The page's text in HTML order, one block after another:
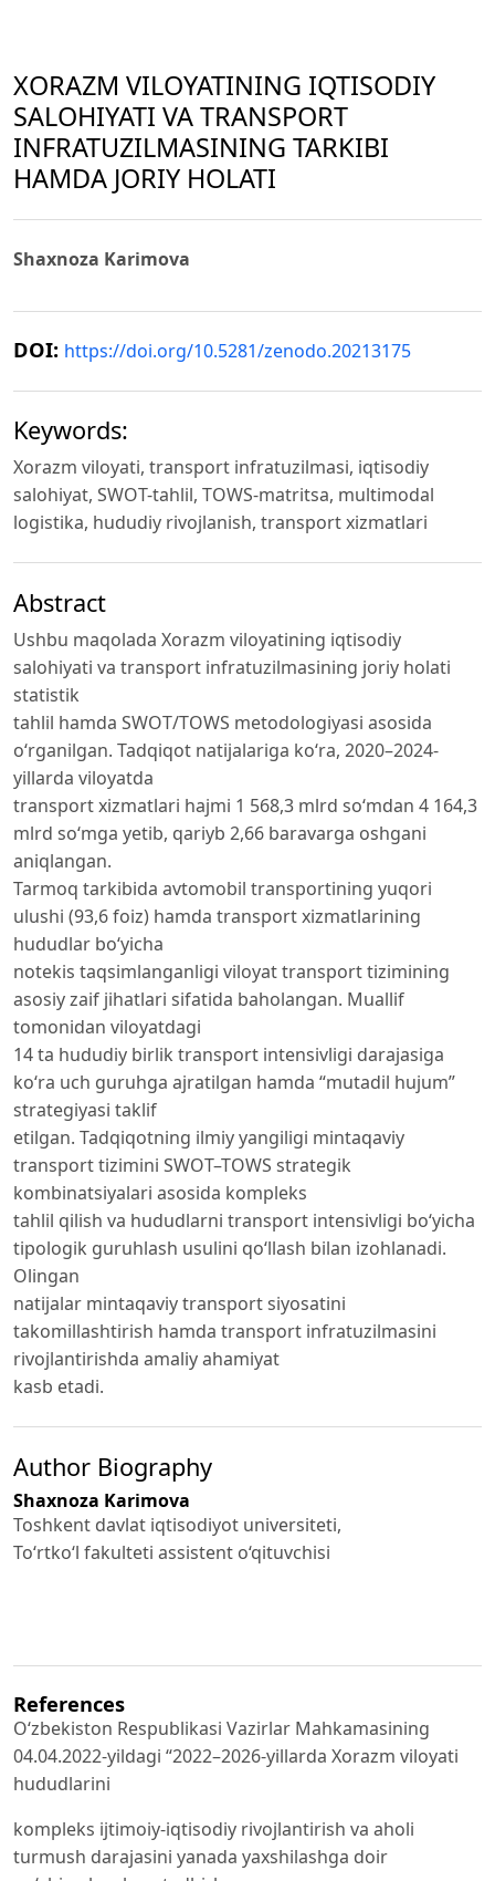
XORAZM VILOYATINING IQTISODIY
SALOHIYATI VA TRANSPORT
INFRATUZILMASINING TARKIBI
HAMDA JORIY HOLATI
Shaxnoza Karimova
DOI: https://doi.org/10.5281/zenodo.20213175
Keywords:
Xorazm viloyati, transport infratuzilmasi, iqtisodiy
salohiyat, SWOT-tahlil, TOWS-matritsa, multimodal
logistika, hududiy rivojlanish, transport xizmatlari
Abstract
Ushbu maqolada Xorazm viloyatining iqtisodiy
salohiyati va transport infratuzilmasining joriy holati
statistik
tahlil hamda SWOT/TOWS metodologiyasi asosida
o‘rganilgan. Tadqiqot natijalariga ko‘ra, 2020–2024-
yillarda viloyatda
transport xizmatlari hajmi 1 568,3 mlrd so‘mdan 4 164,3
mlrd so‘mga yetib, qariyb 2,66 baravarga oshgani
aniqlangan.
Tarmoq tarkibida avtomobil transportining yuqori
ulushi (93,6 foiz) hamda transport xizmatlarining
hududlar bo‘yicha
notekis taqsimlanganligi viloyat transport tizimining
asosiy zaif jihatlari sifatida baholangan. Muallif
tomonidan viloyatdagi
14 ta hududiy birlik transport intensivligi darajasiga
ko‘ra uch guruhga ajratilgan hamda “mutadil hujum”
strategiyasi taklif
etilgan. Tadqiqotning ilmiy yangiligi mintaqaviy
transport tizimini SWOT–TOWS strategik
kombinatsiyalari asosida kompleks
tahlil qilish va hududlarni transport intensivligi bo‘yicha
tipologik guruhlash usulini qo‘llash bilan izohlanadi.
Olingan
natijalar mintaqaviy transport siyosatini
takomillashtirish hamda transport infratuzilmasini
rivojlantirishda amaliy ahamiyat
kasb etadi.
Author Biography
Shaxnoza Karimova
Toshkent davlat iqtisodiyot universiteti,
To‘rtko‘l fakulteti assistent o‘qituvchisi
References
Oʻzbekiston Respublikasi Vazirlar Mahkamasining
04.04.2022-yildagi “2022–2026-yillarda Xorazm viloyati
hududlarini
kompleks ijtimoiy-iqtisodiy rivojlantirish va aholi
turmush darajasini yanada yaxshilashga doir